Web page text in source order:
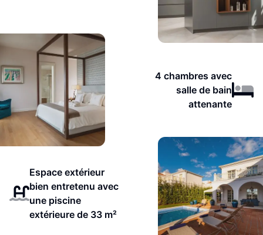
4 chambres avec
salle de bain
attenante
Espace extérieur
bien entretenu avec
une piscine
extérieure de 33 m²